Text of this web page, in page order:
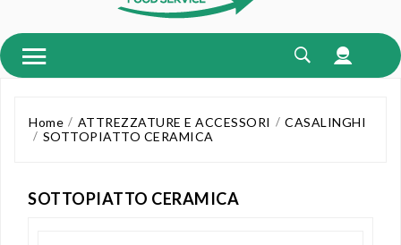
Home ATTREZZATURE E ACCESSORI
CASALINGHI
SOTTOPIATTO CERAMICA
SOTTOPIATTO CERAMICA